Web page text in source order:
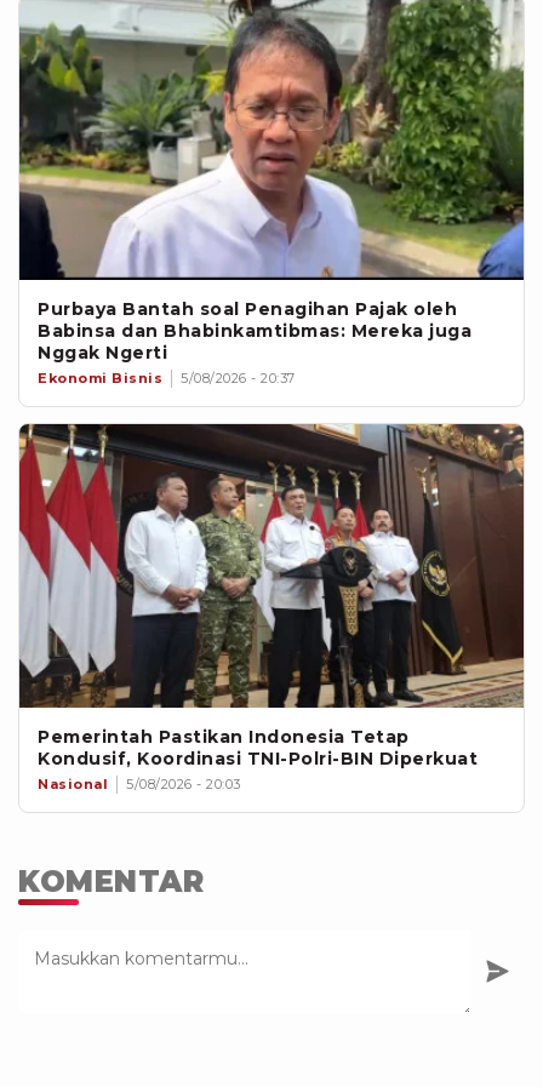
Purbaya Bantah soal Penagihan Pajak oleh
Babinsa dan Bhabinkamtibmas: Mereka juga
Nggak Ngerti
Ekonomi Bisnis 5/08/2026 - 20:37
Pemerintah Pastikan Indonesia Tetap
Kondusif, Koordinasi TNI-Polri-BIN Diperkuat
Nasional 5/08/2026 - 20:03
KOMENTAR